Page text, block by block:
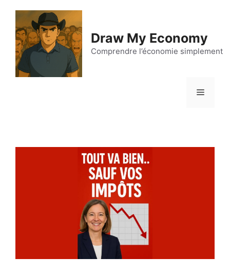
contenu
Draw My Economy
Comprendre l’économie simplement
Menu